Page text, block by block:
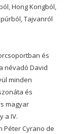
Hong Kongból,
Tajvanról
és
névadó David
minden
és
magyar
a IV.
Péter Cyrano de